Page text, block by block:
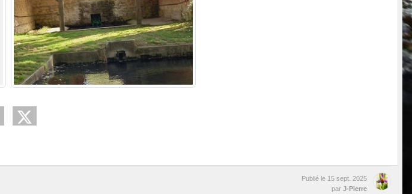
Publié le 15 sept. 2025
par J-Pierre